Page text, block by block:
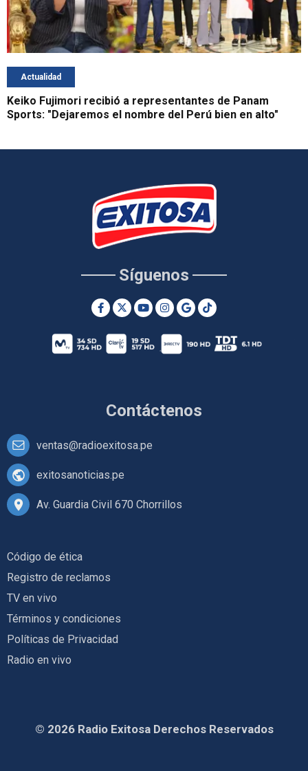
Actualidad
Keiko Fujimori recibió a representantes de Panam
Sports: "Dejaremos el nombre del Perú bien en alto"
Contáctenos
ventas@radioexitosa.pe
exitosanoticias.pe
Av. Guardia Civil 670 Chorrillos
Síguenos
Código de ética
Registro de reclamos
TV en vivo
Términos y condiciones
Políticas de Privacidad
Radio en vivo
© 2026 Radio Exitosa Derechos Reservados